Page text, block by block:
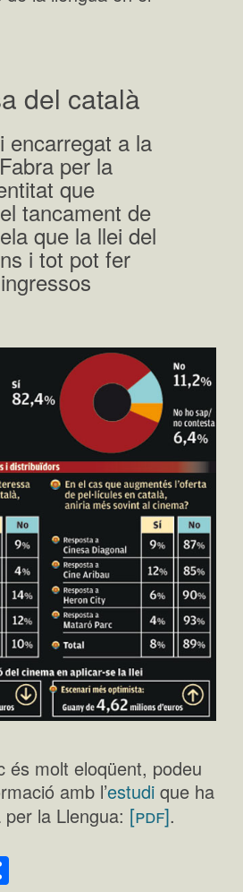
del català
encarregat a la
per la
que
tancament de
que la llei del
i tot pot fer
és molt eloqüent, podeu
amb l’estudi que ha
la Llengua: [pdf].